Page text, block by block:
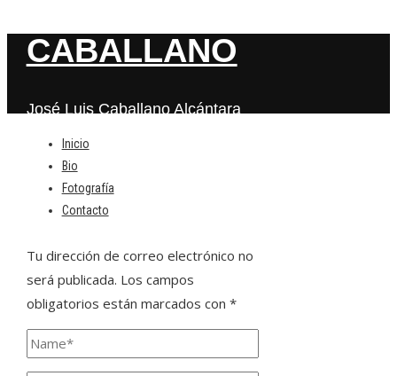
CABALLANO
José Luis Caballano Alcántara
Inicio
Bio
Fotografía
Contacto
Deja una respuesta
Tu dirección de correo electrónico no
será publicada. Los campos
obligatorios están marcados con *